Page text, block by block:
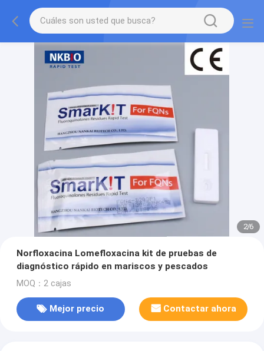
2/6
Norfloxacina Lomefloxacina kit de pruebas de
diagnóstico rápido en mariscos y pescados
MOQ：2 cajas
Mejor precio Contactar ahora